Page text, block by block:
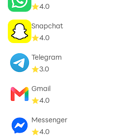
4.0
Snapchat
4.0
Telegram
3.0
Gmail
4.0
Messenger
4.0